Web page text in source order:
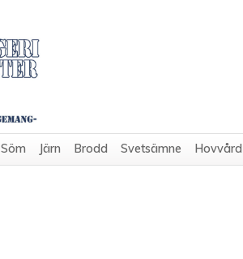
Söm Järn Brodd Svetsämne Hovvård